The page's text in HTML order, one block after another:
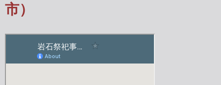
市）